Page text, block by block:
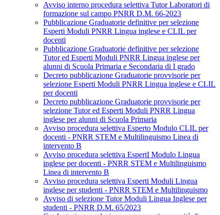
Avviso interno procedura selettiva Tutor Laboratori di
formazione sul campo PNRR D.M. 66-2023
Pubblicazione Graduatorie definitive per selezione
Esperti Moduli PNRR Lingua inglese e CLIL per
docenti
Pubblicazione Graduatorie definitive per selezione
Tutor ed Esperti Moduli PNRR Lingua inglese per
alunni di Scuola Primaria e Secondaria di I grado
Decreto pubblicazione Graduatorie provvisorie per
selezione Esperti Moduli PNRR Lingua inglese e CLIL
per docenti
Decreto pubblicazione Graduatorie provvisorie per
selezione Tutor ed Esperti Moduli PNRR Lingua
inglese per alunni di Scuola Primaria
Avviso procedura selettiva Esperto Modulo CLIL per
docenti - PNRR STEM e Multilinguismo Linea di
intervento B
Avviso procedura selettiva EspertI Modulo Lingua
inglese per docenti - PNRR STEM e Multilinguismo
Linea di intervento B
Avviso procedura selettiva Esperti Moduli Lingua
inglese per studenti - PNRR STEM e Multilinguismo
Avviso di selezione Tutor Moduli Lingua Inglese per
studenti - PNRR D.M. 65/2023